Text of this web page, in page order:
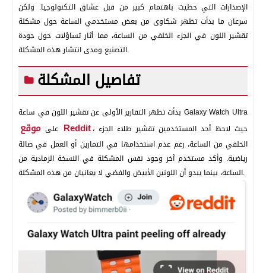
الإصدارات التي حظيت باهتمام كبير من قبل عشاق التكنولوجيا. ولكن
سرعان ما بدأت تظهر شكاوى من بعض مستخدمي الساعة حول مشكلة
تقشير اللون في الجزء الخلفي من الساعة، مما أثار تساؤلات حول جودة
التصنيع ومدى انتشار هذه المشكلة.
تفاصيل المشكلة
بدأت تظهر التقارير الأولى عن تقشير اللون في ساعة Galaxy Watch Ultra
على موقع Reddit، حيث لاحظ أحد المستخدمين تقشير طلاء الجزء
الخلفي من الساعة، رغم عدم استخدامها في التمارين أو العمل في صالة
رياضية. وأكد مستخدم آخر وجود نفس المشكلة في النسخة الرمادية من
الساعة، بينما يبدو أن اللونين الأبيض والفضي لا يعانيان من هذه المشكلة.